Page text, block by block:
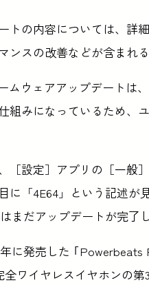
トの内容については、詳
ンスの改善などが含まれ
ムウェアアップデートは
組みになっているため、
［設定］アプリの［一般
に「4E64」という記述
まだアップデートが完了
に発売した ｢
全ワイヤレスイヤホンの